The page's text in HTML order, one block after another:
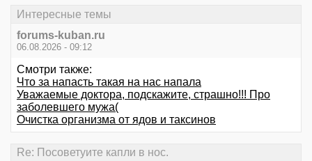
Интересные темы
forums-kuban.ru
06.08.2026 - 09:12
Смотри также:
Что за напасть такая на нас напала
Уважаемые доктора, подскажите, страшно!!! Про
заболевшего мужа(
Очистка организма от ядов и таксинов
Re: Посоветуите капли в нос.